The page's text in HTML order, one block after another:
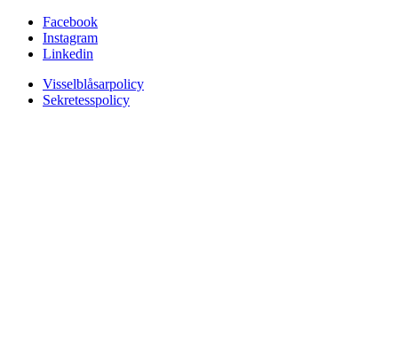
Facebook
Instagram
Linkedin
Visselblåsarpolicy
Sekretesspolicy